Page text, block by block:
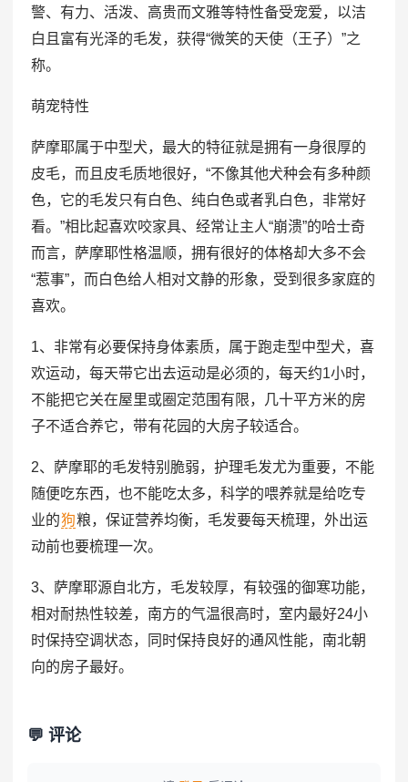
警、有力、活泼、高贵而文雅等特性备受宠爱，以洁
白且富有光泽的毛发，获得“微笑的天使（王子）”之
称。
萌宠特性
萨摩耶属于中型犬，最大的特征就是拥有一身很厚的
皮毛，而且皮毛质地很好，“不像其他犬种会有多种颜
色，它的毛发只有白色、纯白色或者乳白色，非常好
看。”相比起喜欢咬家具、经常让主人“崩溃”的哈士奇
而言，萨摩耶性格温顺，拥有很好的体格却大多不会
“惹事”，而白色给人相对文静的形象，受到很多家庭的
喜欢。
1、非常有必要保持身体素质，属于跑走型中型犬，喜
欢运动，每天带它出去运动是必须的，每天约1小时，
不能把它关在屋里或圈定范围有限，几十平方米的房
子不适合养它，带有花园的大房子较适合。
2、萨摩耶的毛发特别脆弱，护理毛发尤为重要，不能
随便吃东西，也不能吃太多，科学的喂养就是给吃专
业的狗粮，保证营养均衡，毛发要每天梳理，外出运
动前也要梳理一次。
3、萨摩耶源自北方，毛发较厚，有较强的御寒功能，
相对耐热性较差，南方的气温很高时，室内最好24小
时保持空调状态，同时保持良好的通风性能，南北朝
向的房子最好。
💬 评论